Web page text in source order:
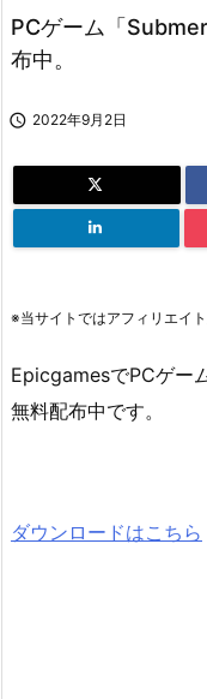
PCゲーム「
布中。
 2022年9月2日
※当サイトではアフィリエイ
EpicgamesでPCゲー
無料配布中です。
ダウンロードはこちら